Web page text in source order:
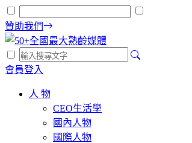
贊助我們
會員登入
人 物
CEO生活學
國內人物
國際人物